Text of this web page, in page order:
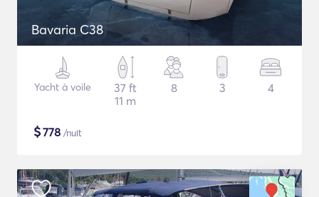
Bavaria C38
Yacht à voile
37 ft
11 m
8 3 4
$778 /nuit